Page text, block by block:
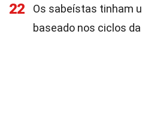
22
Os sabeístas tinham
baseado nos ciclos da